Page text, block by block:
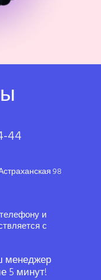
98
44
и
с
менеджер
5 минут!